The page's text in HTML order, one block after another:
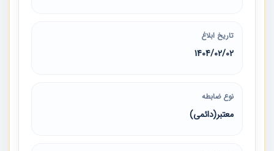
تاریخ ابلاغ
1404/02/02
نوع ضابطه
معتبر(دائمی)